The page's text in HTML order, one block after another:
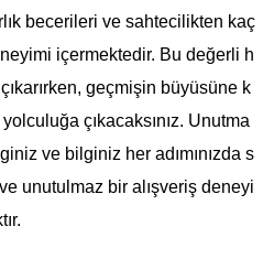
becerileri ve sahtecilikten kaç
içermektedir. Bu değerli h
geçmişin büyüsüne k
çıkacaksınız. Unutma
ve bilginiz her adımınızda s
unutulmaz bir alışveriş deneyi